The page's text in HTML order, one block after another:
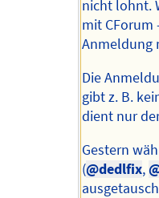
nicht lohnt.
mit CForum
Anmeldung
Die
gibt z. B.
dient nur
Gestern
(@dedlfix,